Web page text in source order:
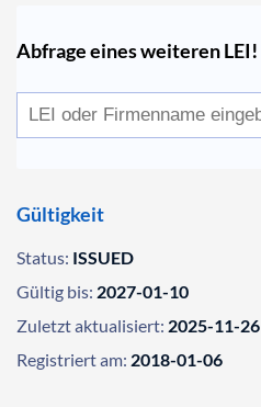
Abfrage eines weiteren LEI!
Gültigkeit
Status: ISSUED
Gültig bis: 2027-01-10
Zuletzt aktualisiert: 2025-11-26
Registriert am: 2018-01-06